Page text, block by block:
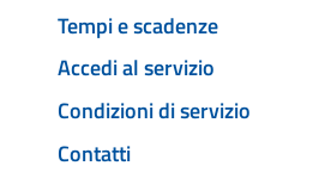
Tempi e scadenze
Accedi al servizio
Condizioni di servizio
Contatti